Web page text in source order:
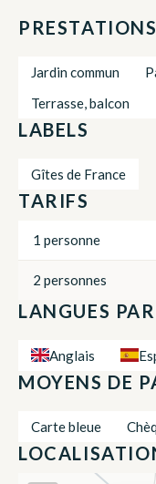
PRESTATIONS
Jardin commun
Terrasse, balcon
LABELS
Gîtes de France
TARIFS
1 personne
2 personnes
LANGUES
Anglais
MOYENS DE
Carte bleue